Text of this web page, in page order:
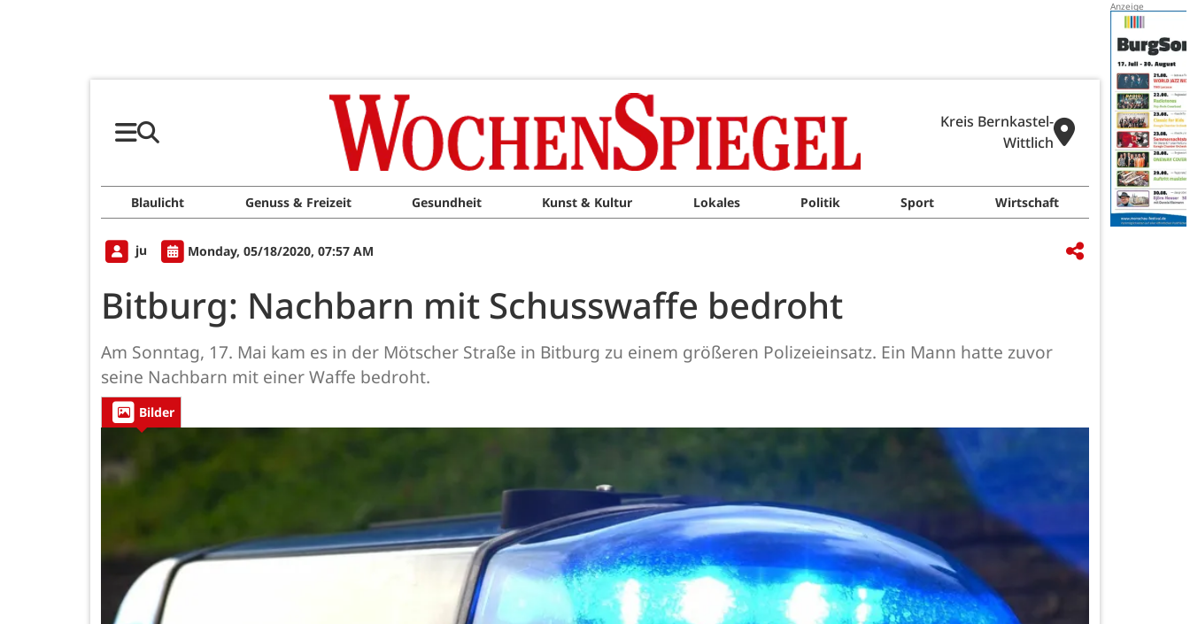
Kreis Bernkastel-
Wittlich
Blaulicht Genuss & Freizeit Gesundheit Kunst & Kultur Lokales Politik Sport Wirtschaft
ju Monday, 05/18/2020, 07:57 AM
Bitburg: Nachbarn mit Schusswaffe bedroht
Am Sonntag, 17. Mai kam es in der Mötscher Straße in Bitburg zu einem größeren Polizeieinsatz. Ein Mann hatte zuvor
seine Nachbarn mit einer Waffe bedroht.
Bilder